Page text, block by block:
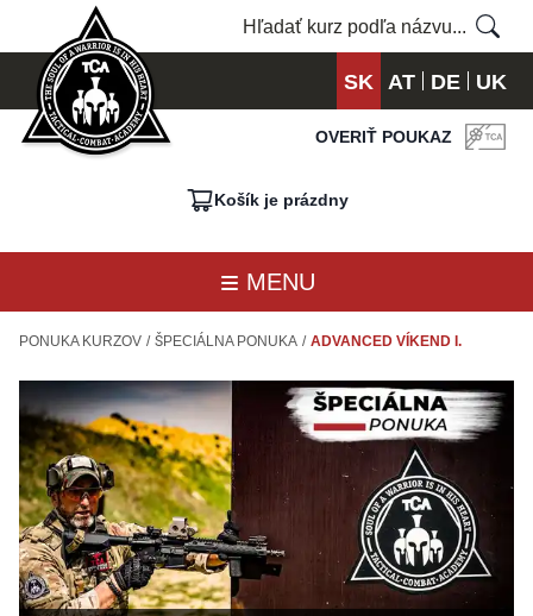
SK AT DE UK
OVERIŤ POUKAZ
Košík je prázdny
MENU
PONUKA KURZOV / ŠPECIÁLNA PONUKA / ADVANCED VÍKEND I.